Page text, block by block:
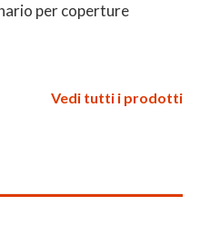
per coperture
Vedi tutti i prodotti